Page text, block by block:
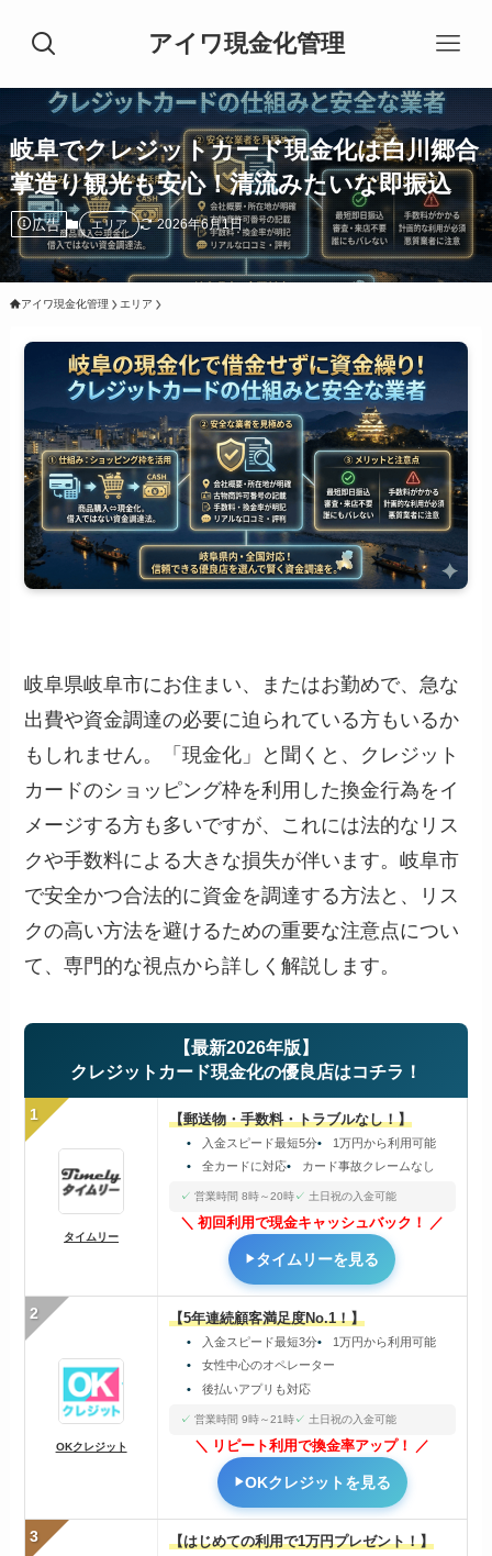
アイワ現金化管理
岐阜でクレジットカード現金化は白川郷合
掌造り観光も安心！清流みたいな即振込
広告 エリア 2026年6月1日
アイワ現金化管理 エリア
岐阜県岐阜市にお住まい、またはお勤めで、急な
出費や資金調達の必要に迫られている方もいるか
もしれません。「現金化」と聞くと、クレジット
カードのショッピング枠を利用した換金行為をイ
メージする方も多いですが、これには法的なリス
クや手数料による大きな損失が伴います。岐阜市
で安全かつ合法的に資金を調達する方法と、リス
クの高い方法を避けるための重要な注意点につい
て、専門的な視点から詳しく解説します。
【最新2026年版】
クレジットカード現金化の優良店はコチラ！
1
タイムリー
【郵送物・手数料・トラブルなし！】
入金スピード最短5分
1万円から利用可能
全カードに対応
カード事故クレームなし
営業時間 8時～20時 土日祝の入金可能
初回利用で現金キャッシュバック！
タイムリーを見る
2
OKクレジット
【5年連続顧客満足度No.1！】
入金スピード最短3分
1万円から利用可能
女性中心のオペレーター
後払いアプリも対応
営業時間 9時～21時 土日祝の入金可能
リピート利用で換金率アップ！
OKクレジットを見る
3 【はじめての利用で1万円プレゼント！】